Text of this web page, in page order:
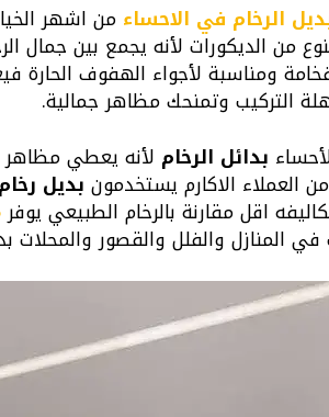
الرخام في الاحساء من اشهر
من الديكورات لأنه يجمع بين جمال
ومناسبة لأجواء الهفوف الحارة
التركيب وتمنحك مظاهر جمالية.
بدائل الرخام لأنه يعطي مظاهر
العملاء الاكارم يستخدمون بديل
اقل مقارنة بالرخام الطبيعي يوفر
المنازل والفلل والقصور والمحلات